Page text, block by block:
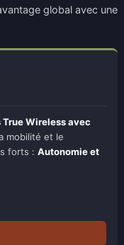
global avec une
True Wireless avec
mobilité et le
forts : Autonomie et